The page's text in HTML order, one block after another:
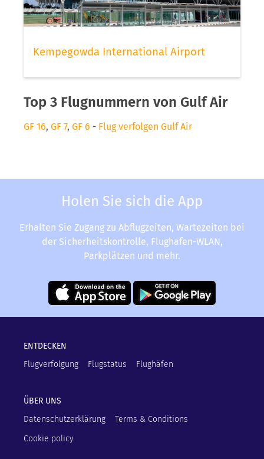
Kempegowda International Airport
Top 3 Flugnummern von Gulf Air
GF 16, GF 7, GF 6 - Flug verfolgen Gulf Air
Holen Sie sich die App
Erhalten Sie Zugang zu Abflugzeiten, Wartezeiten bei
der Sicherheitskontrolle, Flughafen-WLAN,
Parkplätzen und mehr.
ENTDECKEN
Flugverfolgung
Flugstatus Flughäfen
ÜBER UNS
Datenschutzerklärung
Terms & Conditions
Cookie policy